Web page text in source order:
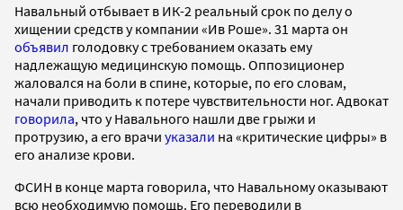
Навальный отбывает в ИК-2 реальный срок по делу о
хищении средств у компании «Ив Роше». 31 марта он
объявил голодовку с требованием оказать ему
надлежащую медицинскую помощь. Оппозиционер
жаловался на боли в спине, которые, по его словам,
начали приводить к потере чувствительности ног. Адвокат
говорила, что у Навального нашли две грыжи и
протрузию, а его врачи указали на «критические цифры» в
его анализе крови.
ФСИН в конце марта говорила, что Навальному оказывают
всю необходимую помощь. Его переводили в